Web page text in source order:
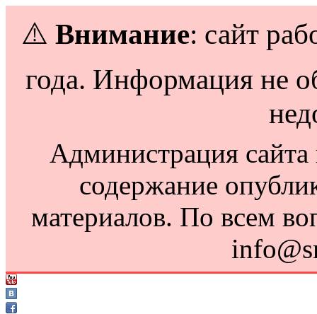
⚠️ Внимание: сайт
года. Информация не
Администрация сайта
содержание
материалов. По всем